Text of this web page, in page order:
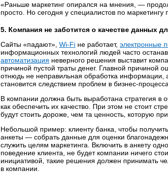
«Раньше маркетинг опирался на мнения, —
просто. Но сегодня у специалистов по маркетингу
5. Компания не заботится о качестве данных
Сайты «падают», Wi-Fi не работает, электронные
информационных технологий людей часто
автоматизация неверного решения выставит
причиной пустой траты денег. Главной причиной
отнюдь не неправильная обработка информации,
становится следствием проблем в бизнес-
В компании должна быть выработана стратегия в
как обеспечить их качество. При этом не стоит
будут стоить дороже, чем та ценность, которую
Небольшой пример: клиенту банка, чтобы
анкеты — собрать данные для оценки
служить целям маркетинга. Включить в анкету
поведение клиента, не будет компании ничего
инициативой, такие решения должен принимать
в компании.